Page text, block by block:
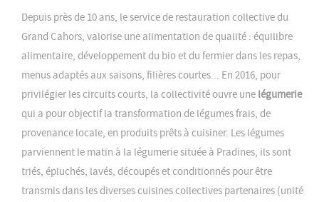
Depuis près de 10 ans, le service de restauration collective du
Grand Cahors, valorise une alimentation de qualité : équilibre
alimentaire, développement du bio et du fermier dans les repas,
menus adaptés aux saisons, filières courtes... En 2016, pour
privilégier les circuits courts, la collectivité ouvre unelégumerie
qui a pour objectif la transformation de légumes frais, de
provenance locale, en produits prêts à cuisiner. Les légumes
parviennent le matin à la légumerie située à Pradines, ils sont
triés, épluchés, lavés, découpés et conditionnés pour être
transmis dans les diverses cuisines collectives partenaires (unité